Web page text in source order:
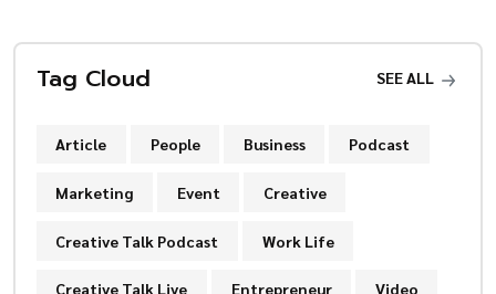
Tag Cloud SEE ALL
Article People Business Podcast
Marketing Event Creative
Creative Talk Podcast Work Life
Creative Talk Live Entrepreneur Video